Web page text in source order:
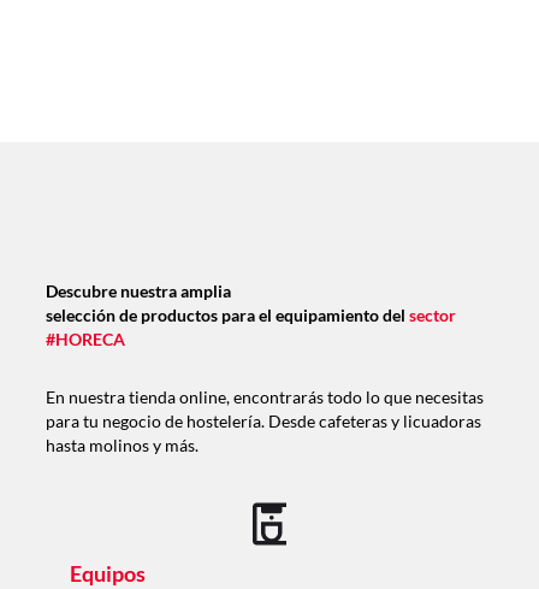
Descubre nuestra amplia
selección de productos para el equipamiento del sector
#HORECA
En nuestra tienda online, encontrarás todo lo que necesitas
para tu negocio de hostelería. Desde cafeteras y licuadoras
hasta molinos y más.
Equipos